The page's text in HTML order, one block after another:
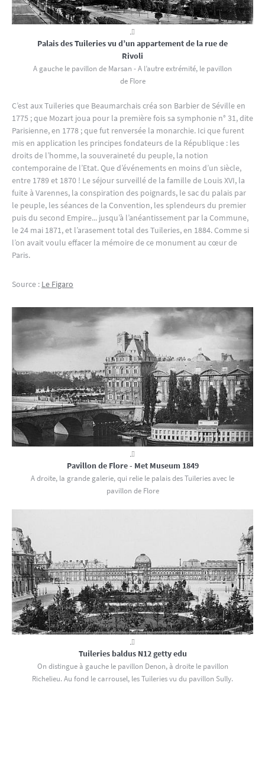
Palais des Tuileries vu d’un appartement de la rue de
Rivoli
A gauche le pavillon de Marsan - A l’autre extrémité, le pavillon
de Flore
C’est aux Tuileries que Beaumarchais créa son Barbier de Séville en
1775 ; que Mozart joua pour la première fois sa symphonie n° 31, dite
Parisienne, en 1778 ; que fut renversée la monarchie. Ici que furent
mis en application les principes fondateurs de la République : les
droits de l’homme, la souveraineté du peuple, la notion
contemporaine de l’Etat. Que d’événements en moins d’un siècle,
entre 1789 et 1870 ! Le séjour surveillé de la famille de Louis XVI, la
fuite à Varennes, la conspiration des poignards, le sac du palais par
le peuple, les séances de la Convention, les splendeurs du premier
puis du second Empire... jusqu’à l’anéantissement par la Commune,
le 24 mai 1871, et l’arasement total des Tuileries, en 1884. Comme si
l’on avait voulu effacer la mémoire de ce monument au cœur de
Paris.
Source : Le Figaro
Pavillon de Flore - Met Museum 1849
A droite, la grande galerie, qui relie le palais des Tuileries avec le
pavillon de Flore
Tuileries baldus N12 getty edu
On distingue à gauche le pavillon Denon, à droite le pavillon
Richelieu. Au fond le carrousel, les Tuileries vu du pavillon Sully.